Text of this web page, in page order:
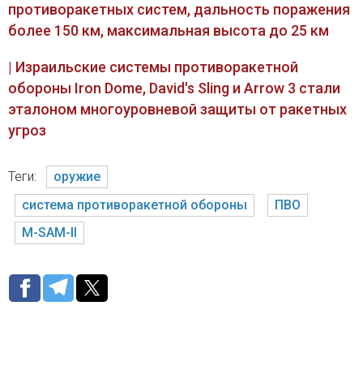
противоракетных систем, дальность поражения
более 150 км, максимальная высота до 25 км
| Израильские системы противоракетной
обороны Iron Dome, David's Sling и Arrow 3 стали
эталоном многоуровневой защиты от ракетных
угроз
Теги:
оружие
система противоракетной обороны
ПВО
M-SAM-II